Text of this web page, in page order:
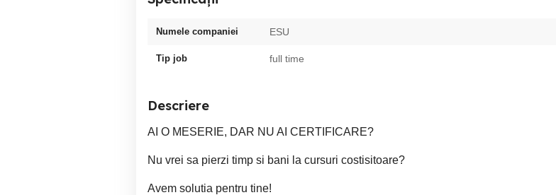
Numele companiei ESU
Tip job full time
Descriere
AI O MESERIE, DAR NU AI CERTIFICARE?
Nu vrei sa pierzi timp si bani la cursuri costisitoare?
Avem solutia pentru tine!